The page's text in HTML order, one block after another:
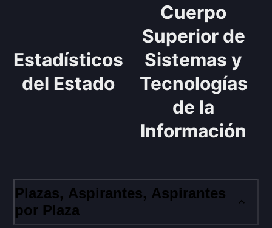
Estadísticos
del Estado
Cuerpo
Superior de
Sistemas y
Tecnologías
de la
Información
Plazas, Aspirantes, Aspirantes
por Plaza
Cuerpo